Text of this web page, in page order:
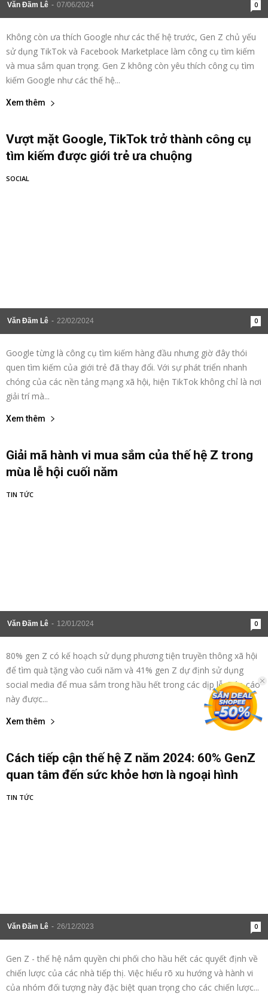
Văn Đãm Lê - 07/06/2024 0
Không còn ưa thích Google như các thế hệ trước, Gen Z chủ yếu
sử dụng TikTok và Facebook Marketplace làm công cụ tìm kiếm
và mua sắm quan trọng. Gen Z không còn yêu thích công cụ tìm
kiếm Google như các thế hệ...
Xem thêm
Vượt mặt Google, TikTok trở thành công cụ
tìm kiếm được giới trẻ ưa chuộng
Văn Đãm Lê - 22/02/2024 0
SOCIAL
Google từng là công cụ tìm kiếm hàng đầu nhưng giờ đây thói
quen tìm kiếm của giới trẻ đã thay đổi. Với sự phát triển nhanh
chóng của các nền tảng mạng xã hội, hiện TikTok không chỉ là nơi
giải trí mà...
Xem thêm
Giải mã hành vi mua sắm của thế hệ Z trong
mùa lễ hội cuối năm
Văn Đãm Lê - 12/01/2024 0
TIN TỨC
80% gen Z có kế hoạch sử dụng phương tiện truyền thông xã hội
để tìm quà tặng vào cuối năm và 41% gen Z dự định sử dụng
social media để mua sắm trong hầu hết trong các dịp lễ. Báo cáo
này được...
Xem thêm
Cách tiếp cận thế hệ Z năm 2024: 60% GenZ
quan tâm đến sức khỏe hơn là ngoại hình
Văn Đãm Lê - 26/12/2023 0
TIN TỨC
Gen Z - thế hệ nắm quyền chi phối cho hầu hết các quyết định về
chiến lược của các nhà tiếp thị. Việc hiểu rõ xu hướng và hành vi
của nhóm đối tượng này đặc biệt quan trọng cho các chiến lược...